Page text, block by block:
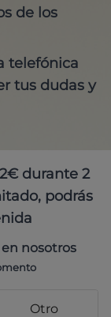
de los
telefónica
tus dudas y
durante 2
podrás
en nosotros
Otro